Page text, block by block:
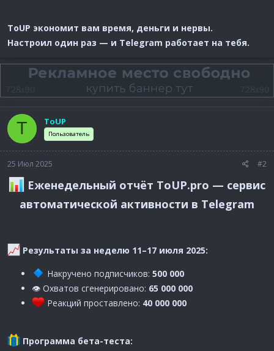
ToUP экономит вам время, деньги и нервы.
Настроил один раз — и Telegram работает на тебя.
T ToUP
Пользователь
25 Июл 2025 #2
Еженедельный отчёт ToUP.pro — сервис
автоматической активности в Telegram
Результаты за неделю 11–17 июля 2025:
Накручено подписчиков: 500 000
👁 Охватов сгенерировано: 65 000 000
Реакций проставлено: 40 000 000
Программа бета-теста: